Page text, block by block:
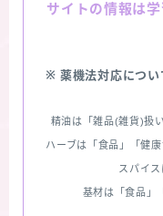
サイトの情報は
※ 薬機法対応につい
精油は「雑品(雑貨)扱
ハーブは「食品」「健
スパイ
基材は「食品」